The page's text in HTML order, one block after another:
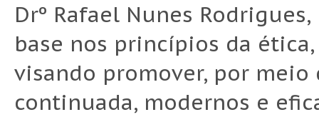
Drº Rafael Nunes
base nos princípios da
visando promover, por
continuada, modernos e